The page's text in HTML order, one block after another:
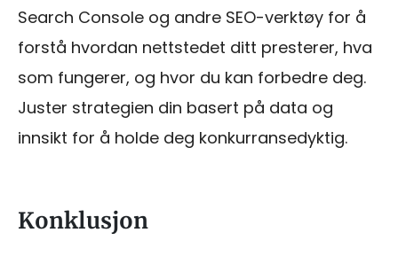
Search Console og andre SEO-verktøy for å
forstå hvordan nettstedet ditt presterer, hva
som fungerer, og hvor du kan forbedre deg.
Juster strategien din basert på data og
innsikt for å holde deg konkurransedyktig.
Konklusjon